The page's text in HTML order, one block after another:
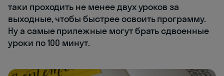
таки проходить не менее двух уроков за
выходные, чтобы быстрее освоить программу.
Ну а самые прилежные могут брать сдвоенные
уроки по 100 минут.